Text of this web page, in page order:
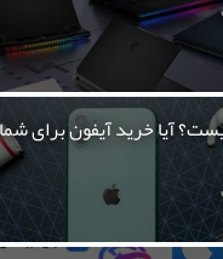
آیا خرید آیفون برای شما